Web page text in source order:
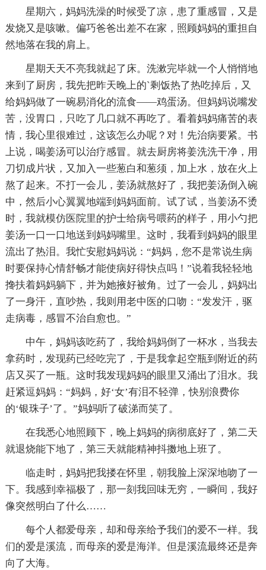
星期六，妈妈洗澡的时候受了凉，患了重感冒，又是
发烧又是咳嗽。偏巧爸爸出差不在家，照顾妈妈的重担自
然地落在我的肩上。
星期天天不亮我就起了床。洗漱完毕就一个人悄悄地
来到了厨房，我先把昨天晚上的`剩饭热了热吃掉后，又
给妈妈做了一碗易消化的流食——鸡蛋汤。但妈妈说嘴发
苦，没胃口，只吃了几口就不再吃了。看着妈妈痛苦的表
情，我心里很难过，这该怎么办呢？对！先治病要紧。书
上说，喝姜汤可以治疗感冒。就去厨房将姜洗洗干净，用
刀切成片状，又加入一些葱白和葱须，加上水，放在火上
熬了起来。不打一会儿，姜汤就熬好了，我把姜汤倒入碗
中，然后小心翼翼地端到妈妈面前。试了试，当姜汤不烫
时，我就模仿医院里的护士给病号喂药的样子，用小勺把
姜汤一口一口地送到妈妈嘴里。这时，我看到妈妈的眼里
流出了热泪。我忙安慰妈妈说：“妈妈，您不是常说生病
时要保持心情舒畅才能使病好得快点吗！”说着我轻轻地
搀扶着妈妈躺下，并为她掖好被角。过了一会儿，妈妈出
了一身汗，直吵热，我则用老中医的口吻：“发发汗，驱
走病毒，感冒不治自愈也。”
中午，妈妈该吃药了，我给妈妈倒了一杯水，当我去
拿药时，发现药已经吃完了，于是我拿起空瓶到附近的药
店又买了一瓶。这时我发现妈妈的眼里又涌出了泪水。我
赶紧逗妈妈：“妈妈，好‘女’有泪不轻弹，快别浪费你
的‘银珠子’了。”妈妈听了破涕而笑了。
在我悉心地照顾下，晚上妈妈的病彻底好了，第二天
就退烧能下地了，第三天就能精神抖擞地上班了。
临走时，妈妈把我搂在怀里，朝我脸上深深地吻了一
下。我感到幸福极了，那一刻我回味无穷，一瞬间，我好
像突然明白了什么……
每个人都爱母亲，却和母亲给予我们的爱不一样。我
们的爱是溪流，而母亲的爱是海洋。但是溪流最终还是奔
向了大海。